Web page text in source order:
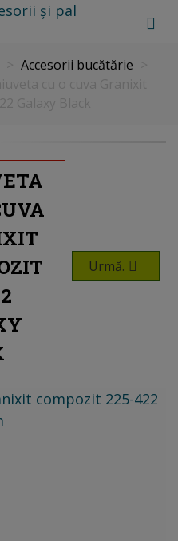
Accesorii bucătărie
Urmă.